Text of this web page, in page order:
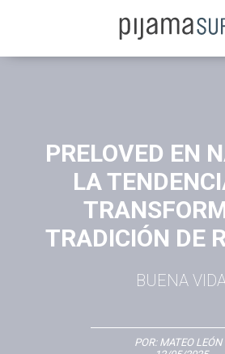
PRELOVED EN
LA
TRADICIÓN DE
BUENA VIDA
POR: MATEO LEÓN